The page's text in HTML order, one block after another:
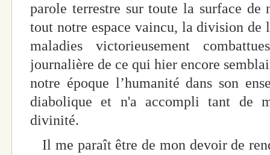
parole terrestre sur toute la surface
tout notre espace vaincu, la division de
maladies victorieusement
journalière de ce qui hier encore
notre époque l’humanité dans son
diabolique et n'a accompli tant de
divinité.
Il me paraît être de mon devoir de